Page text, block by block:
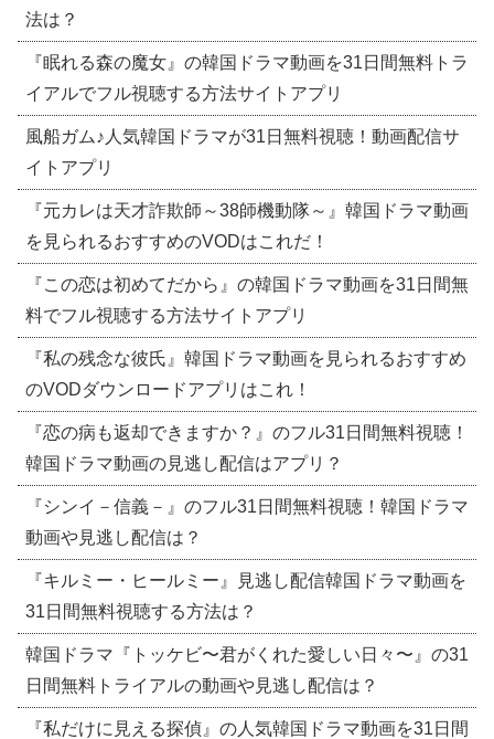
法は？
『眠れる森の魔女』の韓国ドラマ動画を31日間無料トラ
イアルでフル視聴する方法サイトアプリ
風船ガム♪人気韓国ドラマが31日無料視聴！動画配信サ
イトアプリ
『元カレは天才詐欺師～38師機動隊～』韓国ドラマ動画
を見られるおすすめのVODはこれだ！
『この恋は初めてだから』の韓国ドラマ動画を31日間無
料でフル視聴する方法サイトアプリ
『私の残念な彼氏』韓国ドラマ動画を見られるおすすめ
のVODダウンロードアプリはこれ！
『恋の病も返却できますか？』のフル31日間無料視聴！
韓国ドラマ動画の見逃し配信はアプリ？
『シンイ－信義－』のフル31日間無料視聴！韓国ドラマ
動画や見逃し配信は？
『キルミー・ヒールミー』見逃し配信韓国ドラマ動画を
31日間無料視聴する方法は？
韓国ドラマ『トッケビ〜君がくれた愛しい日々〜』の31
日間無料トライアルの動画や見逃し配信は？
『私だけに見える探偵』の人気韓国ドラマ動画を31日間